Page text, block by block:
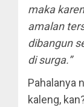
maka
amalan
dibangun
di surga.”
Pahalanya
kaleng,